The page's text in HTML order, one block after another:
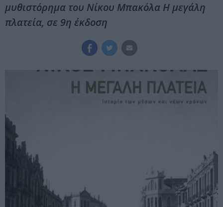
μυθιστόρημα του Νίκου Μπακόλα Η μεγάλη
πλατεία, σε 9η έκδοση